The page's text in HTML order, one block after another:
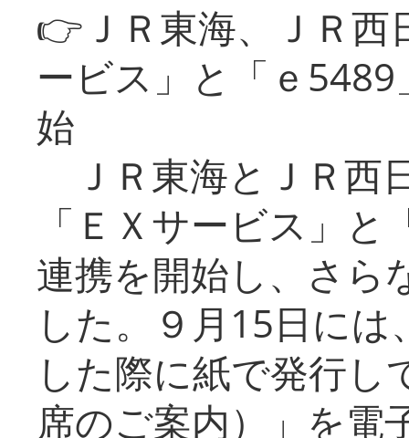
👉ＪＲ東海、ＪＲ
ービス」と「ｅ
始
ＪＲ東海とＪＲ西
「ＥＸサービス」
連携を開始し、さら
した。９月15日に
した際に紙で発行し
席のご案内）」を電